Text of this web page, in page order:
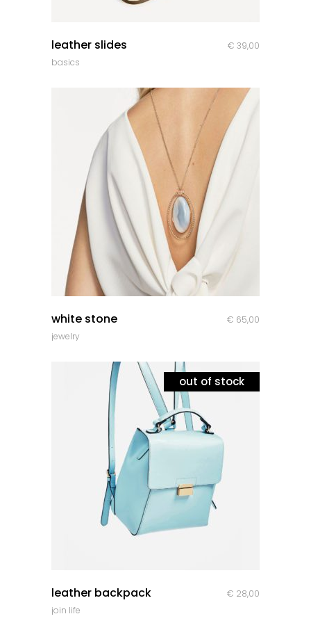
leather slides € 39,00
basics
white stone € 65,00
jewelry
out of stock
leather backpack € 28,00
join life